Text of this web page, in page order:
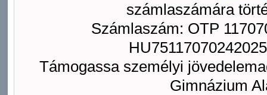
számlaszámára
Számlaszám: OTP
Támogassa személyi
Gimnázium